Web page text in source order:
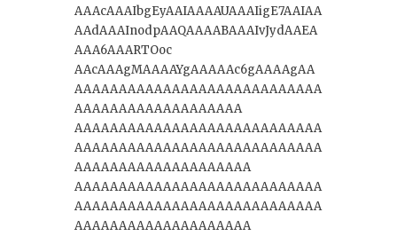
AAAcAAAIbgEyAAIAAAAUAAAIigE7AAIAA
AAdAAAInodpAAQAAAABAAAIvJydAAEA
AAA6AAARTOoc
AAcAAAgMAAAAYgAAAAAc6gAAAAgAA
AAAAAAAAAAAAAAAAAAAAAAAAAAAA
AAAAAAAAAAAAAAAAAAA
AAAAAAAAAAAAAAAAAAAAAAAAAAAA
AAAAAAAAAAAAAAAAAAAAAAAAAAAA
AAAAAAAAAAAAAAAAAAAA
AAAAAAAAAAAAAAAAAAAAAAAAAAAA
AAAAAAAAAAAAAAAAAAAAAAAAAAAA
AAAAAAAAAAAAAAAAAAAA